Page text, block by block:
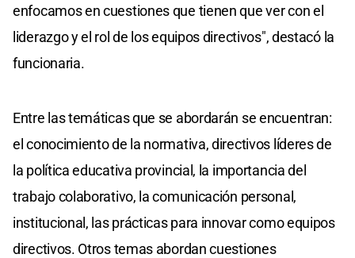
enfocamos en cuestiones que tienen que ver con el
liderazgo y el rol de los equipos directivos", destacó la
funcionaria.
Entre las temáticas que se abordarán se encuentran:
el conocimiento de la normativa, directivos líderes de
la política educativa provincial, la importancia del
trabajo colaborativo, la comunicación personal,
institucional, las prácticas para innovar como equipos
directivos. Otros temas abordan cuestiones